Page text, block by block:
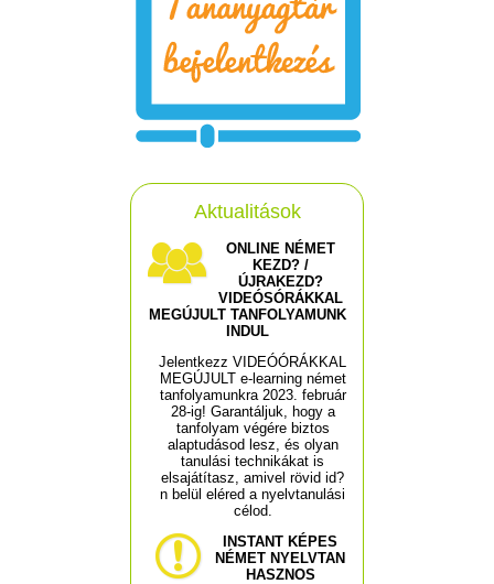
Aktualitások
ONLINE NÉMET
KEZD? /
ÚJRAKEZD?
VIDEÓSÓRÁKKAL
MEGÚJULT TANFOLYAMUNK
INDUL
Jelentkezz VIDEÓÓRÁKKAL
MEGÚJULT e-learning német
tanfolyamunkra 2023. február
28-ig! Garantáljuk, hogy a
tanfolyam végére biztos
alaptudásod lesz, és olyan
tanulási technikákat is
elsajátítasz, amivel rövid id?
n belül eléred a nyelvtanulási
célod.
INSTANT KÉPES
NÉMET NYELVTAN
HASZNOS